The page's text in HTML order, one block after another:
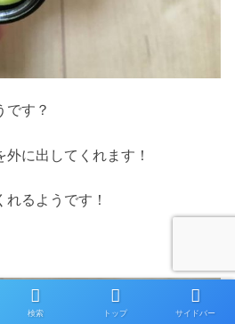
です？
に出してくれます！
るようです！
検索 トップ サイドバー